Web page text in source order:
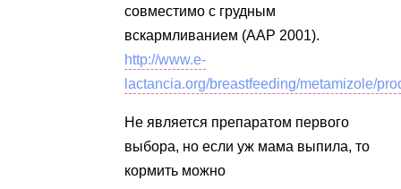
совместимо с грудным
вскармливанием (AAP 2001).
http://www.e-
lactancia.org/breastfeeding/metamizole/
Не является препаратом первого
выбора, но если уж мама выпила, то
кормить можно